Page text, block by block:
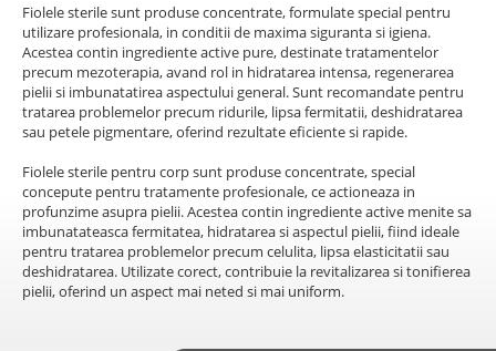
Fiolele sterile sunt produse concentrate, formulate special pentru
utilizare profesionala, in conditii de maxima siguranta si igiena.
Acestea contin ingrediente active pure, destinate tratamentelor
precum mezoterapia, avand rol in hidratarea intensa, regenerarea
pielii si imbunatatirea aspectului general. Sunt recomandate pentru
tratarea problemelor precum ridurile, lipsa fermitatii, deshidratarea
sau petele pigmentare, oferind rezultate eficiente si rapide.
Fiolele sterile pentru corp sunt produse concentrate, special
concepute pentru tratamente profesionale, ce actioneaza in
profunzime asupra pielii. Acestea contin ingrediente active menite sa
imbunatateasca fermitatea, hidratarea si aspectul pielii, fiind ideale
pentru tratarea problemelor precum celulita, lipsa elasticitatii sau
deshidratarea. Utilizate corect, contribuie la revitalizarea si tonifierea
pielii, oferind un aspect mai neted si mai uniform.